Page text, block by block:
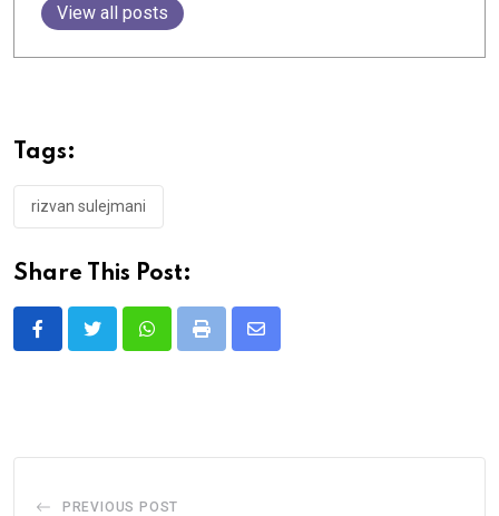
View all posts
Tags:
rizvan sulejmani
Share This Post:
WhatsappPrint
Share
PREVIOUS POST